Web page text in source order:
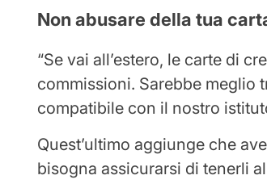
Non abusare della tua
“Se vai all’estero, le carte di
commissioni. Sarebbe meglio
compatibile con il nostro
Quest’ultimo aggiunge che
bisogna assicurarsi di tenerli